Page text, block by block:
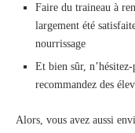
Faire du traineau à
largement été
nourrissage
Et bien sûr,
recommandez des
Alors, vous avez aussi